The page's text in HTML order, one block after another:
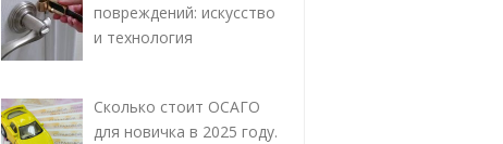
повреждений: искусство
и технология
Сколько стоит ОСАГО
для новичка в 2025 году.